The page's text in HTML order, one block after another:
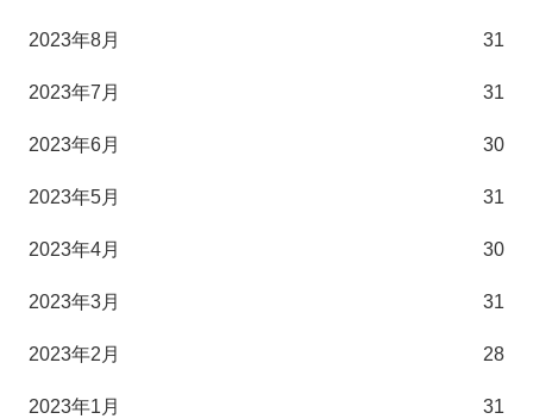
2023年8月 31
2023年7月 31
2023年6月 30
2023年5月 31
2023年4月 30
2023年3月 31
2023年2月 28
2023年1月 31